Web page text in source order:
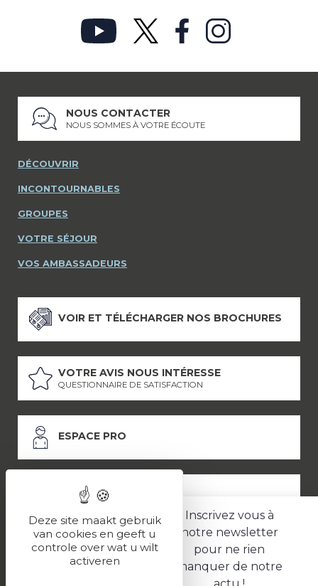
Inscrivez vous à
notre newsletter
pour ne rien
manquer de notre
NOUS CONTACTER
NOUS SOMMES À VOTRE ÉCOUTE
DÉCOUVRIR
INCONTOURNABLES
GROUPES
VOTRE SÉJOUR
VOS AMBASSADEURS
VOIR ET TÉLÉCHARGER NOS BROCHURES
VOTRE AVIS NOUS INTÉRESSE
QUESTIONNAIRE DE SATISFACTION
ESPACE PRO
ESPACE PRESSE
LES PARTENAIRES
Politique de confidentialité
Deze site maakt gebruik
van cookies en geeft u
controle over wat u wilt
activeren